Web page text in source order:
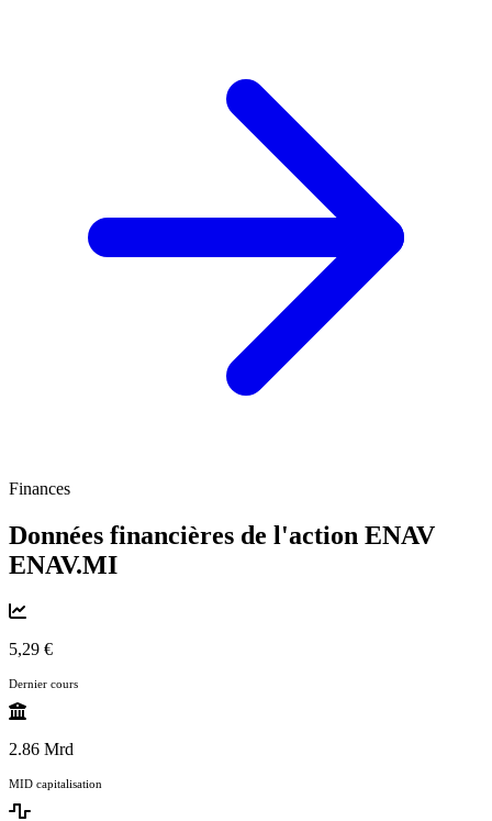
Finances
Données financières de l'action ENAV
ENAV.MI
5,29 €
Dernier cours
2.86 Mrd
MID capitalisation